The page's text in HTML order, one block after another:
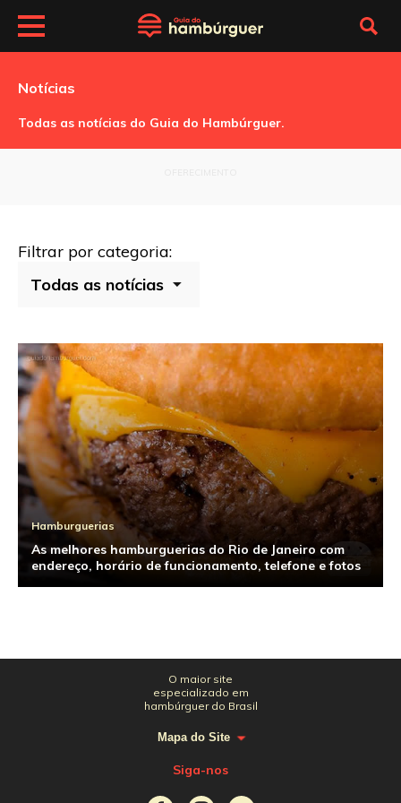
Notícias
Todas as notícias do Guia do Hambúrguer.
Filtrar por categoria:
Hamburguerias
As melhores hamburguerias do Rio de Janeiro com
endereço, horário de funcionamento, telefone e fotos
O maior site
especializado em
hambúrguer do Brasil
Mapa do Site
Siga-nos